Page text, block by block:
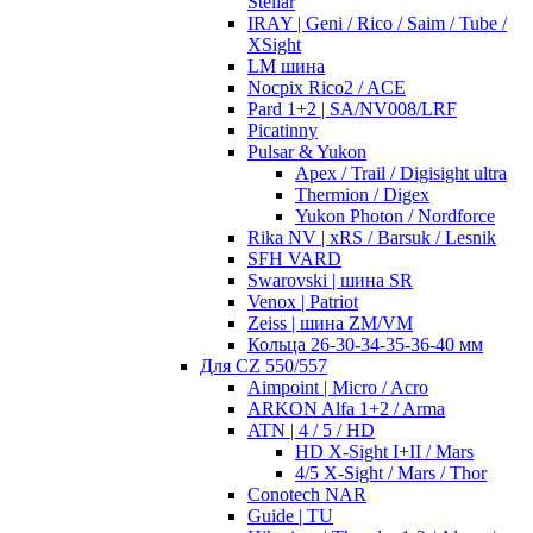
IRAY | Geni / Rico / Saim / Tube /
XSight
LM шина
Nocpix Rico2 / ACE
Pard 1+2 | SA/NV008/LRF
Picatinny
Pulsar & Yukon
Apex / Trail / Digisight ultra
Thermion / Digex
Yukon Photon / Nordforce
Rika NV | xRS / Barsuk / Lesnik
SFH VARD
Swarovski | шина SR
Venox | Patriot
Zeiss | шина ZM/VM
Кольца 26-30-34-35-36-40 мм
Для CZ 550/557
Aimpoint | Micro / Acro
ARKON Alfa 1+2 / Arma
ATN | 4 / 5 / HD
HD X-Sight I+II / Mars
4/5 X-Sight / Mars / Thor
Conotech NAR
Guide | TU